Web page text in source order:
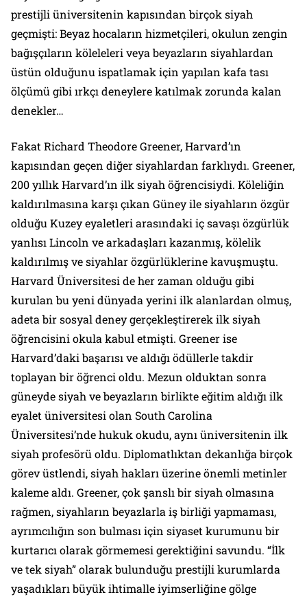
prestijli üniversitenin kapısından birçok siyah
geçmişti: Beyaz hocaların hizmetçileri, okulun zengin
bağışçıların köleleleri veya beyazların siyahlardan
üstün olduğunu ispatlamak için yapılan kafa tası
ölçümü gibi ırkçı deneylere katılmak zorunda kalan
denekler…
Fakat Richard Theodore Greener, Harvard’ın
kapısından geçen diğer siyahlardan farklıydı. Greener,
200 yıllık Harvard’ın ilk siyah öğrencisiydi. Köleliğin
kaldırılmasına karşı çıkan Güney ile siyahların özgür
olduğu Kuzey eyaletleri arasındaki iç savaşı özgürlük
yanlısı Lincoln ve arkadaşları kazanmış, kölelik
kaldırılmış ve siyahlar özgürlüklerine kavuşmuştu.
Harvard Üniversitesi de her zaman olduğu gibi
kurulan bu yeni dünyada yerini ilk alanlardan olmuş,
adeta bir sosyal deney gerçekleştirerek ilk siyah
öğrencisini okula kabul etmişti. Greener ise
Harvard’daki başarısı ve aldığı ödüllerle takdir
toplayan bir öğrenci oldu. Mezun olduktan sonra
güneyde siyah ve beyazların birlikte eğitim aldığı ilk
eyalet üniversitesi olan South Carolina
Üniversitesi’nde hukuk okudu, aynı üniversitenin ilk
siyah profesörü oldu. Diplomatlıktan dekanlığa birçok
görev üstlendi, siyah hakları üzerine önemli metinler
kaleme aldı. Greener, çok şanslı bir siyah olmasına
rağmen, siyahların beyazlarla iş birliği yapmaması,
ayrımcılığın son bulması için siyaset kurumunu bir
kurtarıcı olarak görmemesi gerektiğini savundu. “İlk
ve tek siyah” olarak bulunduğu prestijli kurumlarda
yaşadıkları büyük ihtimalle iyimserliğine gölge